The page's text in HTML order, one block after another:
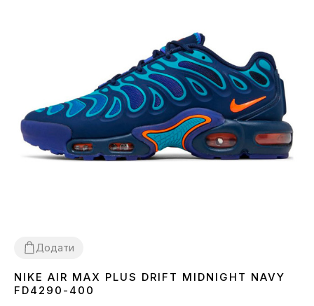
Додати
4142 4345
NIKE AIR MAX PLUS DRIFT MIDNIGHT NAVY
FD4290-400